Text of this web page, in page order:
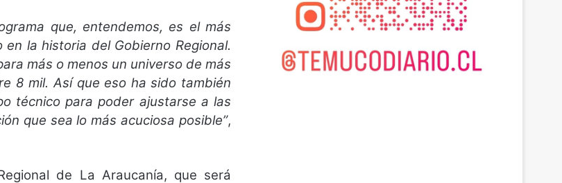
que, entendemos, es el más
la historia del Gobierno Regional.
más o menos un universo de más
8 mil. Así que eso ha sido también
técnico para poder ajustarse a las
que sea lo más acuciosa posible”,
de La Araucanía, que será